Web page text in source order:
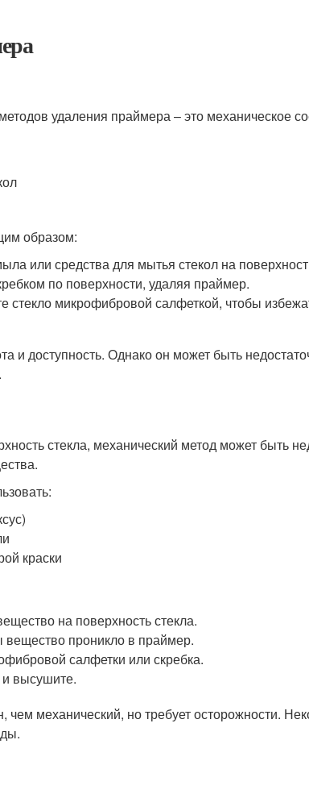
удаления праймера – это механическое
образом:
или средства для мытья стекол на
по поверхности, удаляя праймер.
стекло микрофибровой салфеткой, чтобы
и доступность. Однако он может быть
стекла, механический метод может быть
краски
на поверхность стекла.
вещество проникло в праймер.
салфетки или скребка.
высушите.
механический, но требует осторожности.